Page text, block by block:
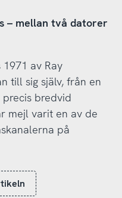
– mellan två datorer
av Ray
till sig själv, från en
bredvid
mejl varit en av de
på